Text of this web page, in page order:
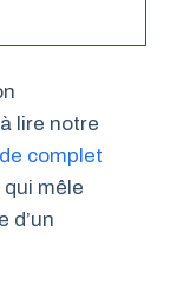
lire notre
complet
mêle
d’un